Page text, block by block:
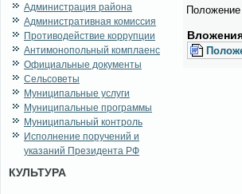
Администрация района
Административная комиссия
Противодействие коррупции
Антимонопольный комплаенс
Официальные документы
Сельсоветы
Муниципальные услуги
Муниципальные программы
Муниципальный контроль
Исполнение поручений и
указаний Президента РФ
КУЛЬТУРА